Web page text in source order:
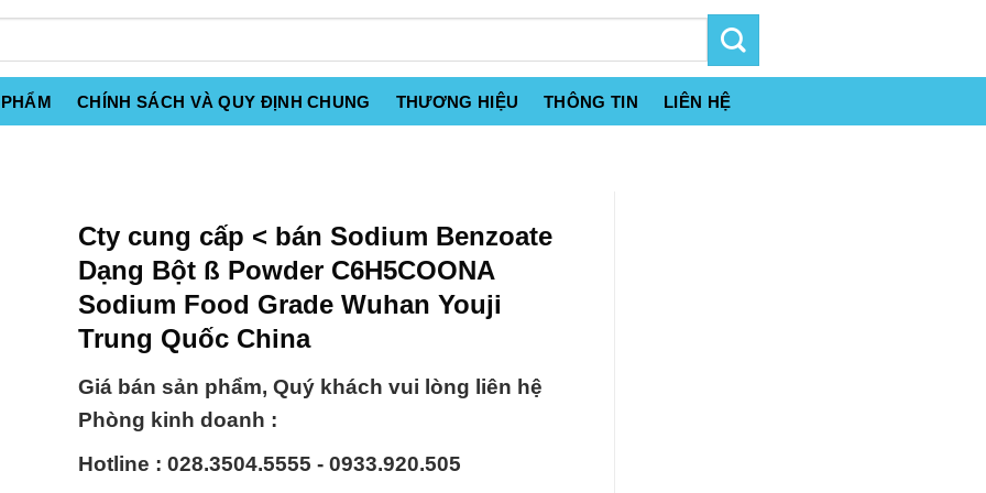
CHÍNH SÁCH VÀ QUY ĐỊNH CHUNG THƯƠNG HIỆU THÔNG TIN LIÊN HỆ
Cty cung cấp < bán Sodium Benzoate
Dạng Bột ß Powder C6H5COONA
Sodium Food Grade Wuhan Youji
Trung Quốc China
Giá bán sản phẩm, Quý khách vui lòng liên hệ
Phòng kinh doanh :
Hotline : 028.3504.5555 - 0933.920.505